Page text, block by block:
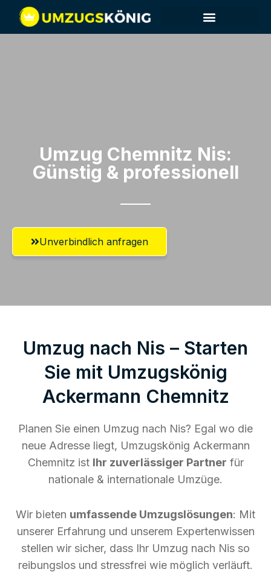
Umzug Chemnitz​ Nis:
Günstig & professionell​
Unverbindlich anfragen
Umzug nach Nis – Starten
Sie mit Umzugskönig
Ackermann Chemnitz
Planen Sie einen Umzug nach Nis? Egal wo die
neue Adresse liegt, Umzugskönig Ackermann
Chemnitz ist Ihr zuverlässiger Partner für
nationale & internationale Umzüge.
Wir bieten umfassende Umzugslösungen: Mit
unserer Erfahrung und unserem Expertenwissen
stellen wir sicher, dass Ihr Umzug nach Nis so
reibungslos und stressfrei wie möglich verläuft.